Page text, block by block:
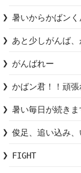
暑いからかばンく
あと少しがんば、
がんばれー
かばン君！！頑
暑い毎日が続きま
俊足、追い込み、
FIGHT